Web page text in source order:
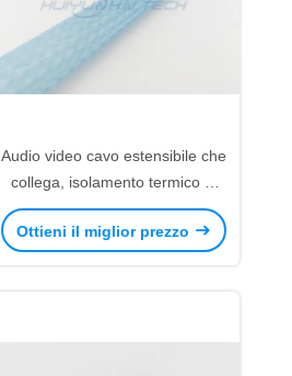
Audio video cavo estensibile che
collega, isolamento termico di
manicotto elettrico intrecciato
Ottieni il miglior prezzo